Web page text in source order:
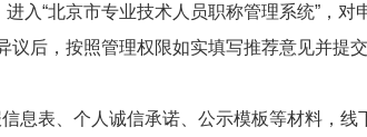
入“北京市专业技术人员职称管理系统”，对
议后，按照管理权限如实填写推荐意见并提
息表、个人诚信承诺、公示模板等材料，线